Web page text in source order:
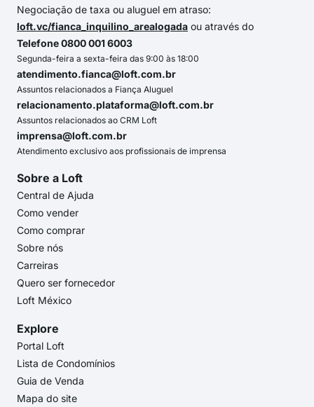
Negociação de taxa ou aluguel em atraso:
loft.vc/fianca_inquilino_arealogada ou através do
Telefone 0800 001 6003
Segunda-feira a sexta-feira das 9:00 às 18:00
atendimento.fianca@loft.com.br
Assuntos relacionados a Fiança Aluguel
relacionamento.plataforma@loft.com.br
Assuntos relacionados ao CRM Loft
imprensa@loft.com.br
Atendimento exclusivo aos profissionais de imprensa
Sobre a Loft
Central de Ajuda
Como vender
Como comprar
Sobre nós
Carreiras
Quero ser fornecedor
Loft México
Explore
Portal Loft
Lista de Condomínios
Guia de Venda
Mapa do site